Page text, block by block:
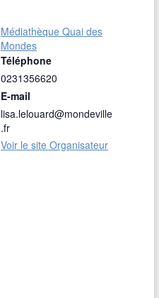
Médiathèque Quai des
Mondes
Téléphone
0231356620
E-mail
lisa.lelouard@mondeville
.fr
Voir le site Organisateur